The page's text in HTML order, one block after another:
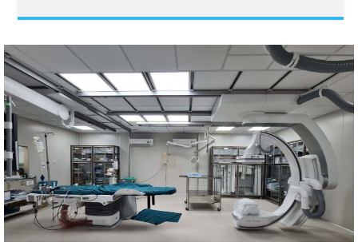
Bệnh viện Nguyễn Đình Chiểu hưởng ứng Ngày Thế
giới chống sa mạc hóa và hạn hán 17/6
Báo cáo đánh giá chất lượng Bệnh viện Nguyễn Đình
Chiểu tháng 5 năm 2026
THÔNG BÁO MỜI CHÀO GIÁ